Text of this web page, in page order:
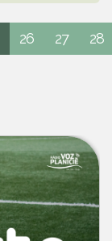
26 27 28